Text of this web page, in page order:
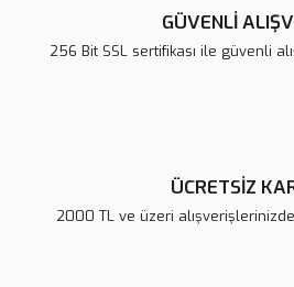
Ürün açıklamasında eksik bilgiler
GÜVENLİ
256 Bit SSL sertifikası ile güvenli
ÜCRETSİZ
2000 TL ve üzeri